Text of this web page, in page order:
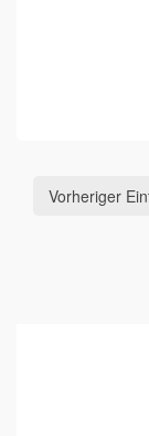
Vorheriger